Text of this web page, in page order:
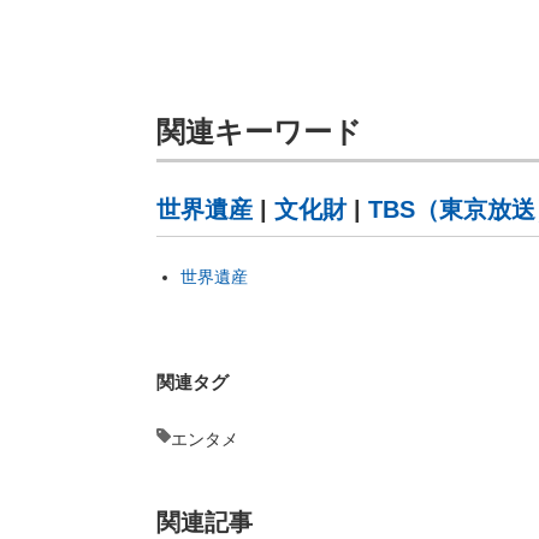
関連キーワード
世界遺産 文化財| TBS（東京放
世界遺産
関連タグ
エンタメ
関連記事